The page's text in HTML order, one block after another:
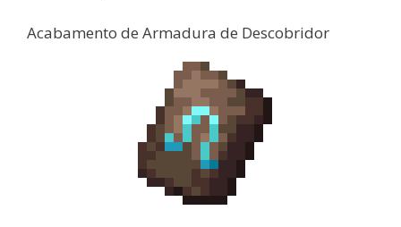
Acabamento de Armadura de Descobridor